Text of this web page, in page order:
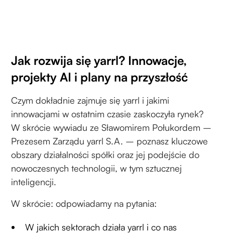
Jak rozwija się yarrl? Innowacje,
projekty AI i plany na przyszłość
Czym dokładnie zajmuje się yarrl i jakimi
innowacjami w ostatnim czasie zaskoczyła rynek?
W skrócie wywiadu ze Sławomirem Połukordem –
Prezesem Zarządu yarrl S.A. – poznasz kluczowe
obszary działalności spółki oraz jej podejście do
nowoczesnych technologii, w tym sztucznej
inteligencji.
W skrócie: odpowiadamy na pytania:
W jakich sektorach działa yarrl i co nas